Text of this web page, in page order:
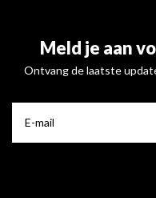
Meld je aan
Ontvang de laatste